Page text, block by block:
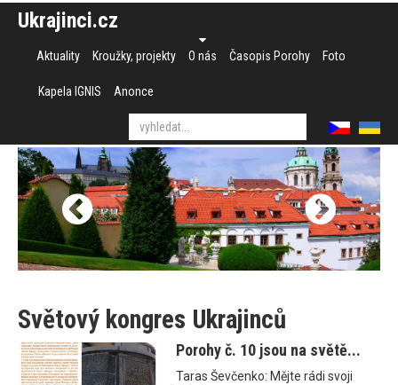
Ukrajinci.cz
Aktuality Kroužky, projekty O nás Časopis Porohy Foto
Kapela IGNIS Anonce
Světový kongres Ukrajinců
Porohy č. 10 jsou na světě...
Taras Ševčenko: Mějte rádi svoji